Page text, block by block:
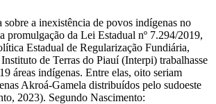
a inexistência de povos indígenas no
promulgação da Lei Estadual nº 7.294/2019,
Estadual de Regularização Fundiária,
de Terras do Piauí (Interpi) trabalhasse
áreas indígenas. Entre elas, oito seriam
Akroá-Gamela distribuídos pelo sudoeste
2023). Segundo Nascimento: